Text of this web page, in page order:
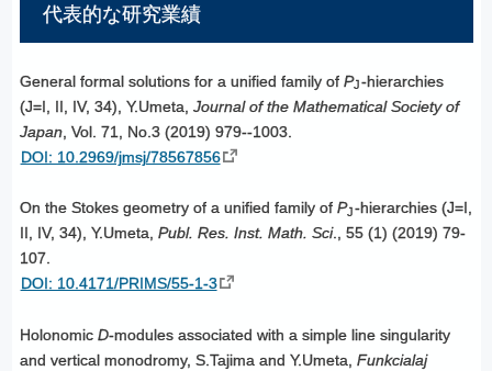
代表的な研究業績
General formal solutions for a unified family of PJ-hierarchies
(J=I, II, IV, 34), Y.Umeta, Journal of the Mathematical Society of
Japan, Vol. 71, No.3 (2019) 979--1003.
DOI: 10.2969/jmsj/78567856
On the Stokes geometry of a unified family of PJ-hierarchies (J=I,
II, IV, 34), Y.Umeta, Publ. Res. Inst. Math. Sci., 55 (1) (2019) 79-
107.
DOI: 10.4171/PRIMS/55-1-3
Holonomic D-modules associated with a simple line singularity
and vertical monodromy, S.Tajima and Y.Umeta, Funkcialaj